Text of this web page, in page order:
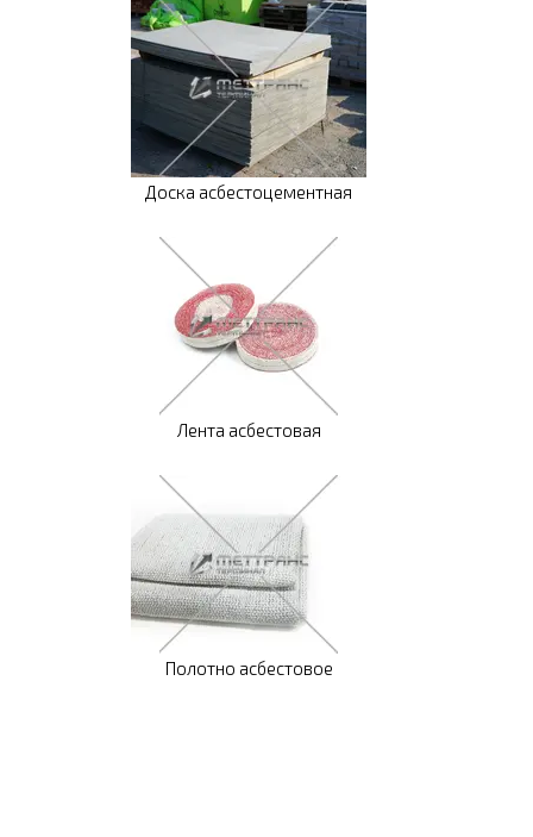
Доска асбестоцементная
Лента асбестовая
Полотно асбестовое